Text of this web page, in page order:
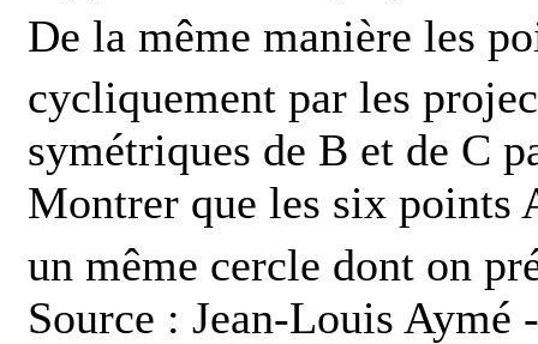
De la même manière les
cycliquement par les
symétriques de B et de C
Montrer que les six points
un même cercle dont on
Source : Jean-Louis Aymé